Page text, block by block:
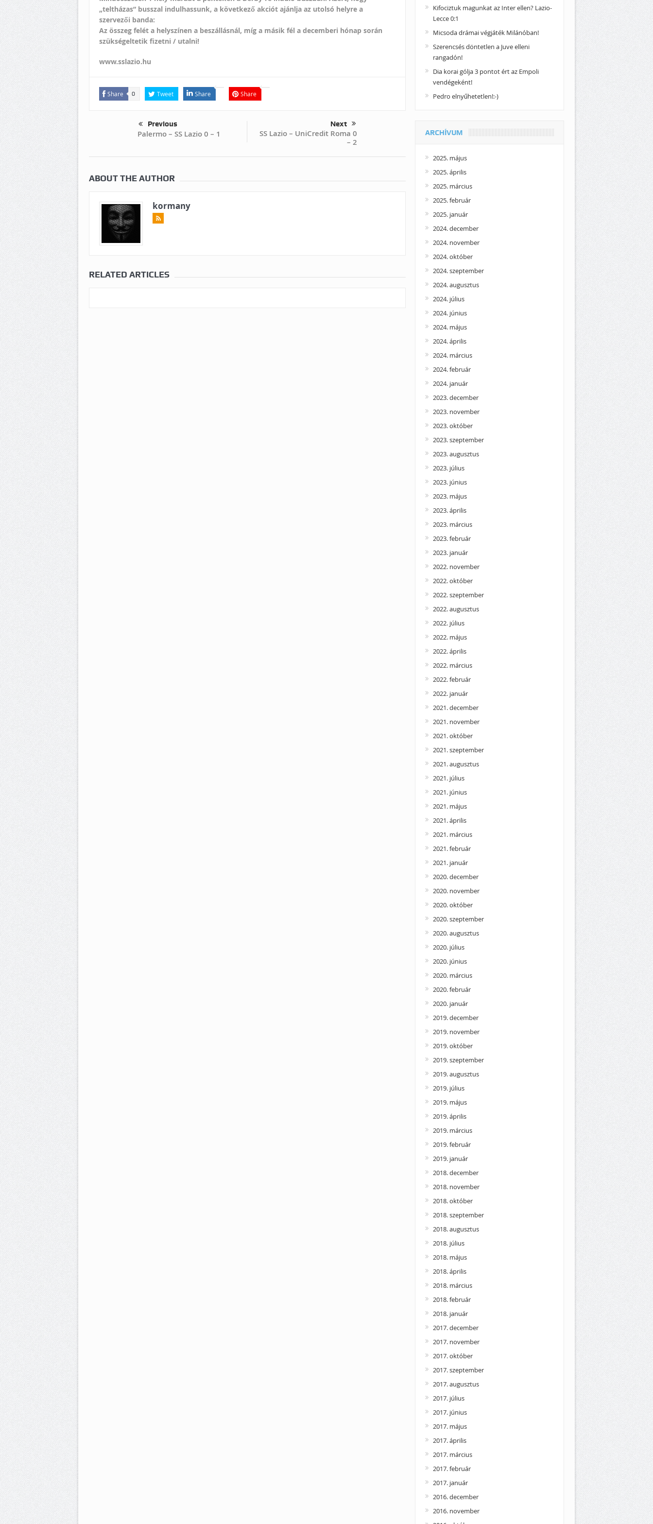
„teltházas” busszal indulhassunk, a következő akciót ajánlja az utolsó helyre a
szervezői banda:
Az összeg felét a helyszínen a beszállásnál, míg a másik fél a decemberi hónap során
szükségeltetik fizetni / utalni!
www.sslazio.hu
Share 0 Tweet Share Share
Previous
Palermo – SS Lazio 0 – 1
Next
SS Lazio – UniCredit Roma 0
– 2
ABOUT THE AUTHOR
kormany
RELATED ARTICLES
Kifociztuk magunkat az Inter ellen? Lazio-
Lecce 0:1
Micsoda drámai végjáték Milánóban!
Szerencsés döntetlen a Juve elleni
rangadón!
Dia korai gólja 3 pontot ért az Empoli
vendégeként!
Pedro elnyűhetetlen!:-)
ARCHÍVUM
2025. május
2025. április
2025. március
2025. február
2025. január
2024. december
2024. november
2024. október
2024. szeptember
2024. augusztus
2024. július
2024. június
2024. május
2024. április
2024. március
2024. február
2024. január
2023. december
2023. november
2023. október
2023. szeptember
2023. augusztus
2023. július
2023. június
2023. május
2023. április
2023. március
2023. február
2023. január
2022. november
2022. október
2022. szeptember
2022. augusztus
2022. július
2022. május
2022. április
2022. március
2022. február
2022. január
2021. december
2021. november
2021. október
2021. szeptember
2021. augusztus
2021. július
2021. június
2021. május
2021. április
2021. március
2021. február
2021. január
2020. december
2020. november
2020. október
2020. szeptember
2020. augusztus
2020. július
2020. június
2020. március
2020. február
2020. január
2019. december
2019. november
2019. október
2019. szeptember
2019. augusztus
2019. július
2019. május
2019. április
2019. március
2019. február
2019. január
2018. december
2018. november
2018. október
2018. szeptember
2018. augusztus
2018. július
2018. május
2018. április
2018. március
2018. február
2018. január
2017. december
2017. november
2017. október
2017. szeptember
2017. augusztus
2017. július
2017. június
2017. május
2017. április
2017. március
2017. február
2017. január
2016. december
2016. november